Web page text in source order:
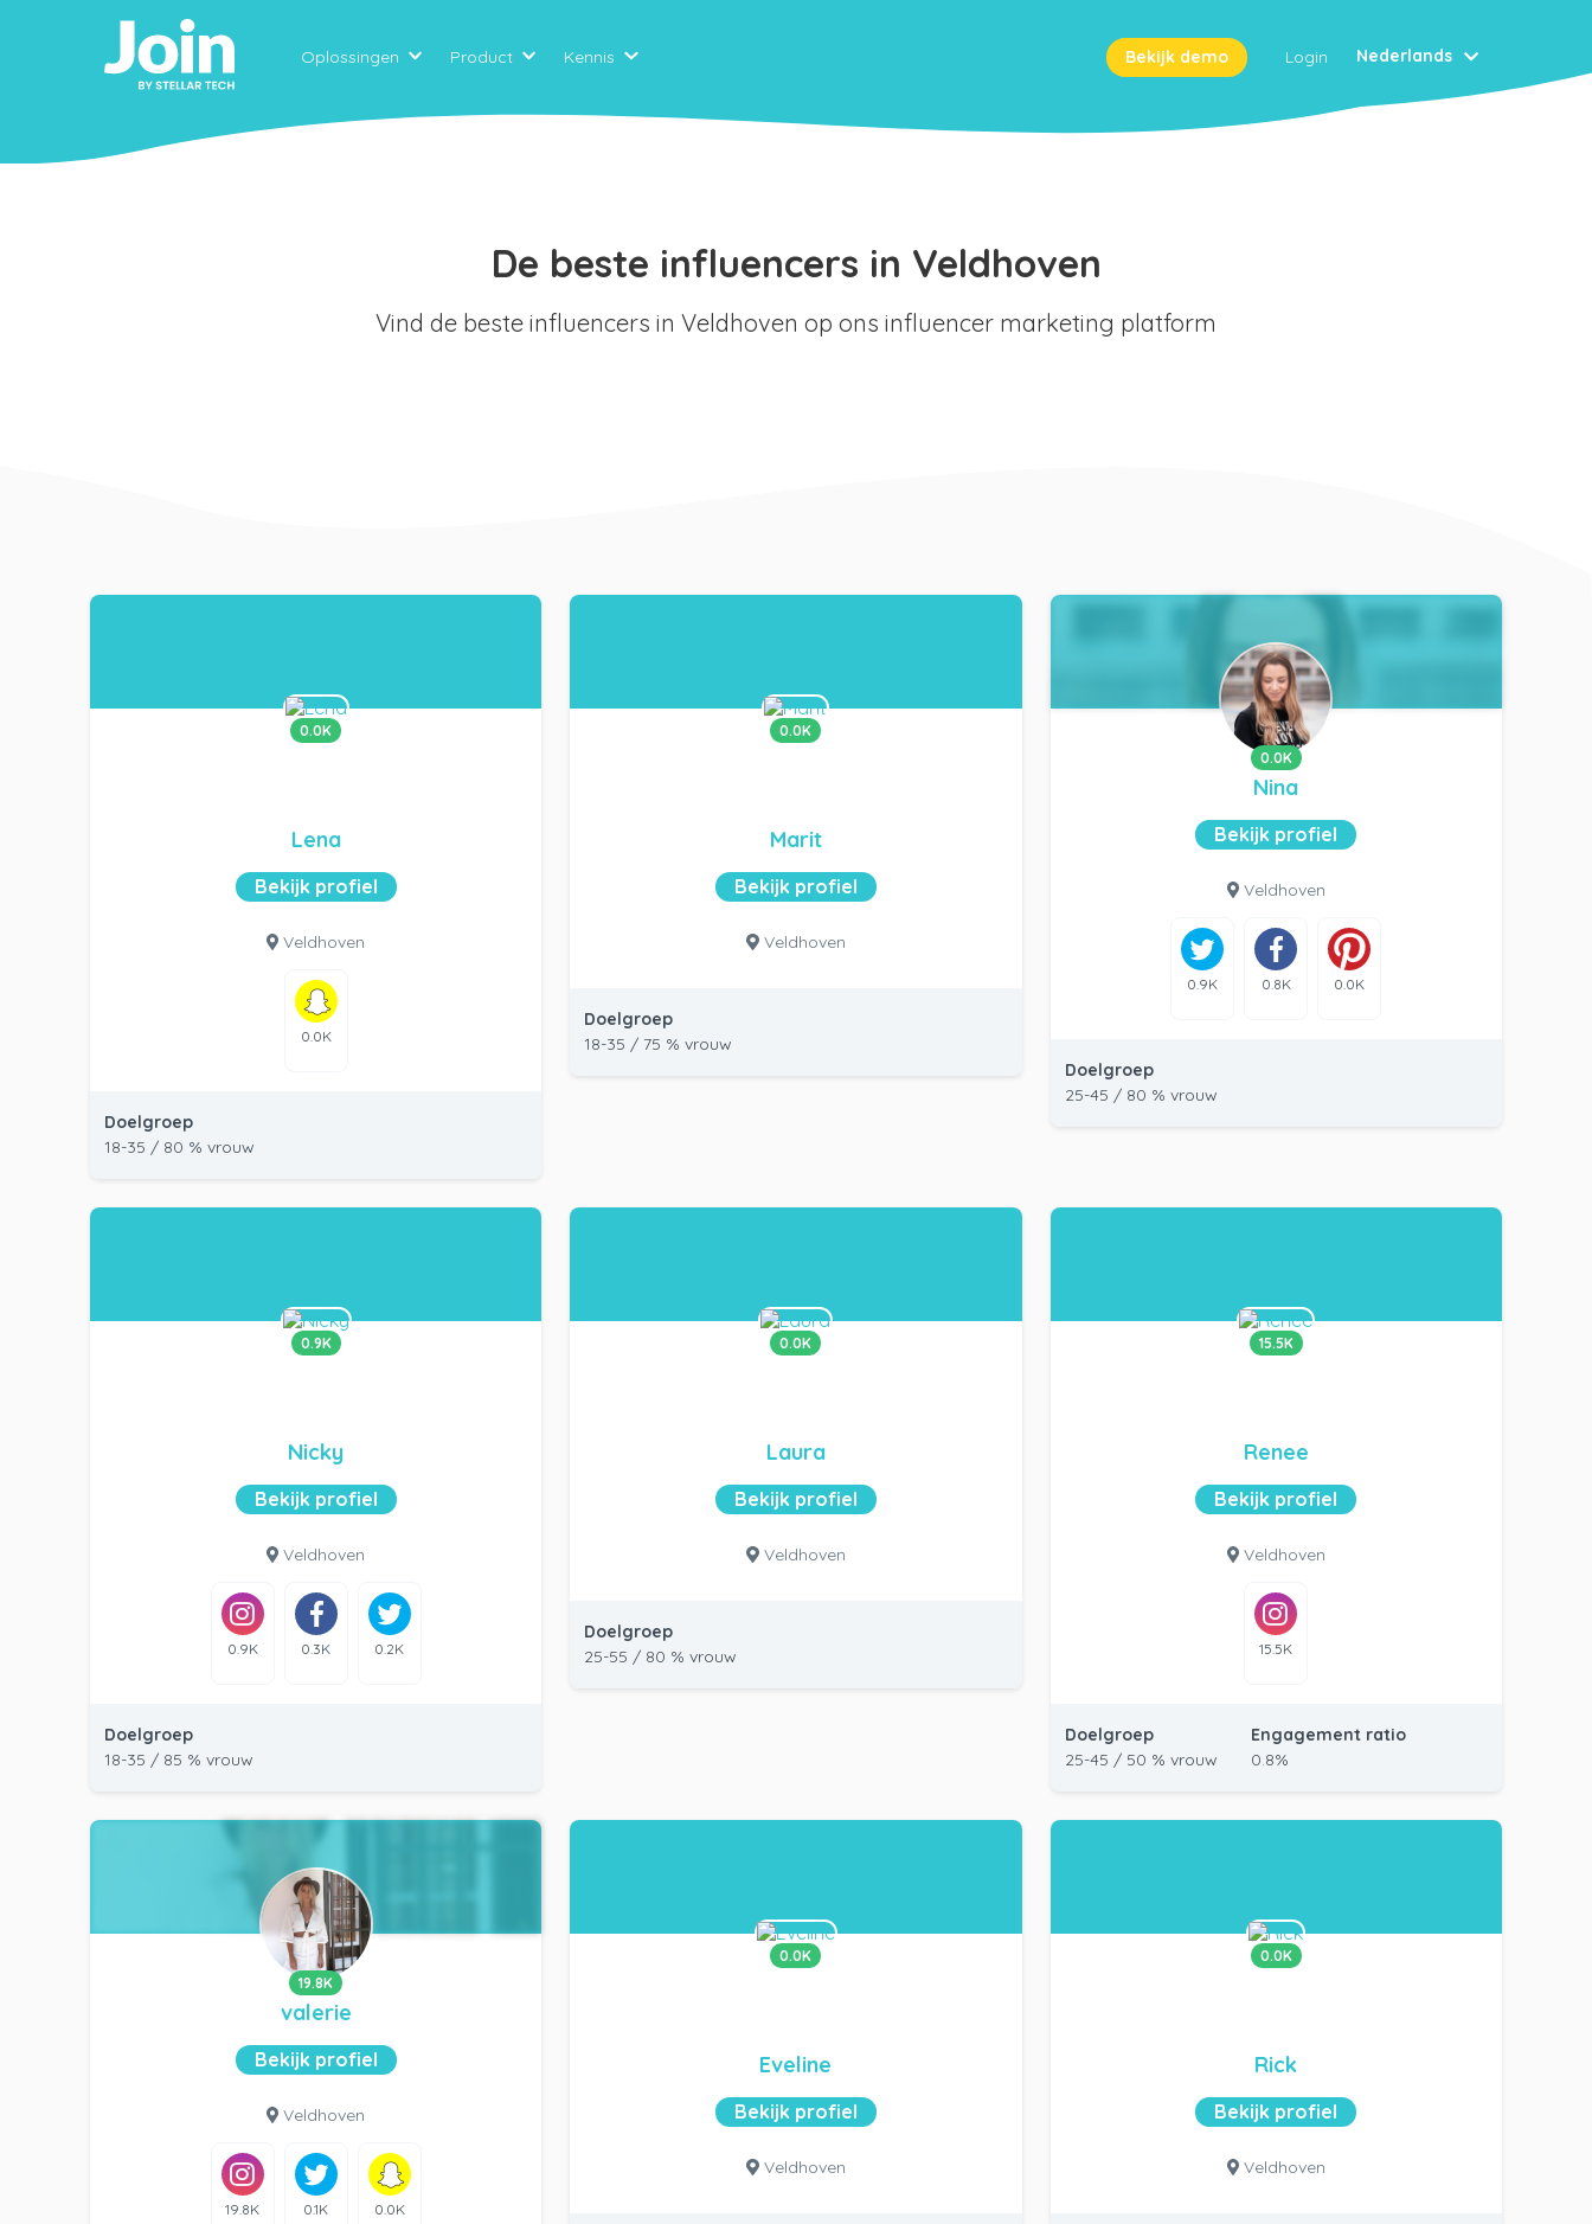
Oplossingen Product Kennis Bekijk demo Login Nederlands
De beste influencers in Veldhoven
Vind de beste influencers in Veldhoven op ons influencer marketing platform
0.0K
Lena
Bekijk profiel
Veldhoven
0.0K
Doelgroep
18-35 / 80 % vrouw
0.0K
Marit
Bekijk profiel
Veldhoven
Doelgroep
18-35 / 75 % vrouw
0.0K
Nina
Bekijk profiel
Veldhoven
0.9K 0.8K 0.0K
Doelgroep
25-45 / 80 % vrouw
0.9K
Nicky
Bekijk profiel
Veldhoven
0.9K 0.3K 0.2K
Doelgroep
18-35 / 85 % vrouw
0.0K
Laura
Bekijk profiel
Veldhoven
Doelgroep
25-55 / 80 % vrouw
15.5K
Renee
Bekijk profiel
Veldhoven
15.5K
Doelgroep
25-45 / 50 % vrouw
Engagement ratio
0.8%
19.8K
valerie
Bekijk profiel
Veldhoven
19.8K 0.1K 0.0K
0.0K
Eveline
Bekijk profiel
Veldhoven
0.0K
Rick
Bekijk profiel
Veldhoven